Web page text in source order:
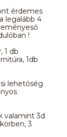
érdemes
legalább 4
!
1 db
1db
lehetőség
valamint 3d
3